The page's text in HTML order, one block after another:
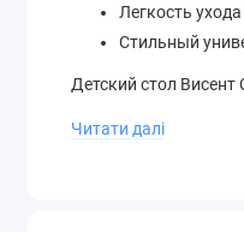
Легкость
Стильный
Детский стол
Читати далі